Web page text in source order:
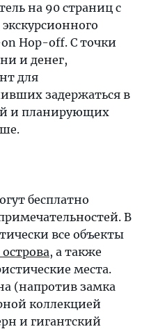
на 90 страниц с
Hop-off. С точки
и денег,
для
задержаться в
и планирующих
бесплатно
В
все объекты
, а также
места.
(напротив замка
коллекцией
и гигантский